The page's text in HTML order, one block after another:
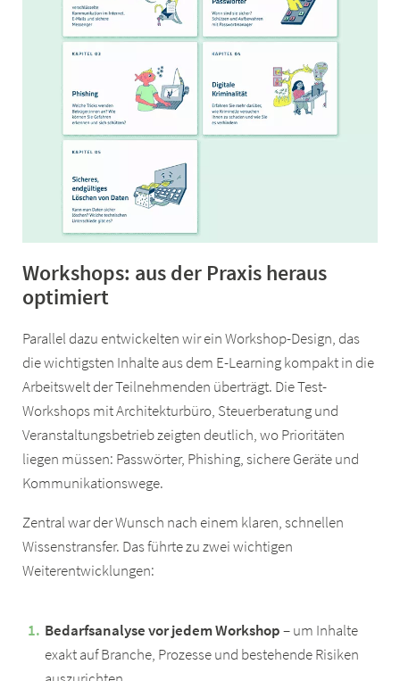
Workshops: aus der Praxis heraus
optimiert
Parallel dazu entwickelten wir ein Workshop-Design, das
die wichtigsten Inhalte aus dem E-Learning kompakt in die
Arbeitswelt der Teilnehmenden überträgt. Die Test-
Workshops mit Architekturbüro, Steuerberatung und
Veranstaltungsbetrieb zeigten deutlich, wo Prioritäten
liegen müssen: Passwörter, Phishing, sichere Geräte und
Kommunikationswege.
Zentral war der Wunsch nach einem klaren, schnellen
Wissenstransfer. Das führte zu zwei wichtigen
Weiterentwicklungen:
Bedarfsanalyse vor jedem Workshop– um Inhalte
exakt auf Branche, Prozesse und bestehende Risiken